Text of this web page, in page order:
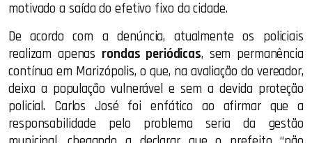
motivado a saída do efetivo fixo da cidade.
De acordo com a denúncia, atualmente os policiais
realizam apenas rondas periódicas, sem permanência
contínua em Marizópolis, o que, na avaliação do vereador,
deixa a população vulnerável e sem a devida proteção
policial. Carlos José foi enfático ao afirmar que a
responsabilidade pelo problema seria da gestão